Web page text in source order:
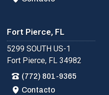
Fort Pierce, FL
5299 SOUTH US-1
Fort Pierce, FL 34982
(772) 801-9365
Contacto